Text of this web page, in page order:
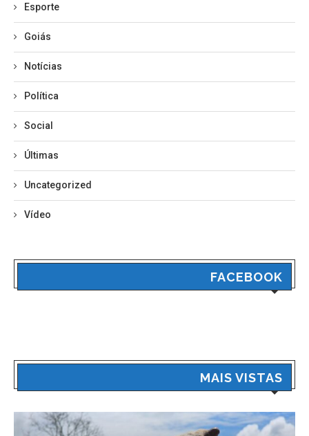
Esporte
Goiás
Notícias
Política
Social
Últimas
Uncategorized
Vídeo
FACEBOOK
MAIS VISTAS